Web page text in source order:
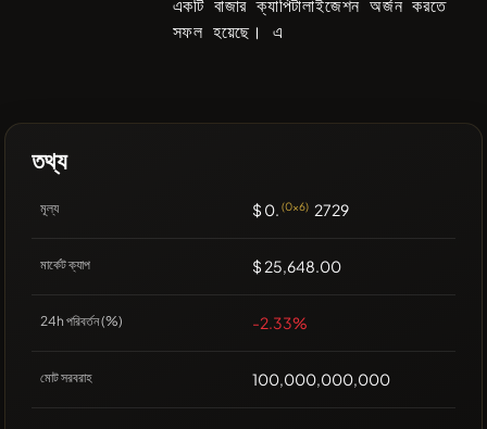
একটি বাজার ক্যাপিটালাইজেশন অর্জন করতে
সফল হয়েছে। এ
তথ্য
মূল্য $ 0. (0x6) 2729
মার্কেট ক্যাপ $ 25,648.00
24h পরিবর্তন (%) -2.33%
মোট সরবরাহ 100,000,000,000